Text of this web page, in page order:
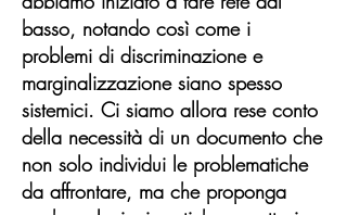
basso, notando così come i
problemi di discriminazione e
marginalizzazione siano spesso
sistemici. Ci siamo allora rese conto
della necessità di un documento che
non solo individui le problematiche
da affrontare, ma che proponga